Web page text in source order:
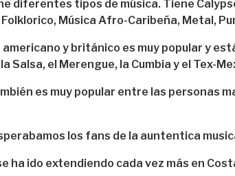
diferentes tipos de música. Tiene
Música Afro-Caribeña, Metal,
americano y británico es muy popular y
la Salsa, el Merengue, la Cumbia y el Tex-
es muy popular entre las personas
los fans de la auntentica
ha ido extendiendo cada vez más en